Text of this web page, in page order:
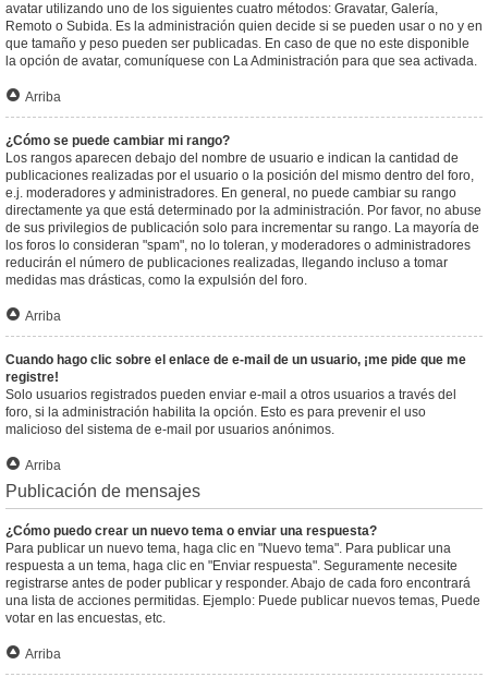
avatar utilizando uno de los siguientes cuatro métodos: Gravatar, Galería,
Remoto o Subida. Es la administración quien decide si se pueden usar o no y en
que tamaño y peso pueden ser publicadas. En caso de que no este disponible
la opción de avatar, comuníquese con La Administración para que sea activada.
Arriba
¿Cómo se puede cambiar mi rango?
Los rangos aparecen debajo del nombre de usuario e indican la cantidad de
publicaciones realizadas por el usuario o la posición del mismo dentro del foro,
e.j. moderadores y administradores. En general, no puede cambiar su rango
directamente ya que está determinado por la administración. Por favor, no abuse
de sus privilegios de publicación solo para incrementar su rango. La mayoría de
los foros lo consideran "spam", no lo toleran, y moderadores o administradores
reducirán el número de publicaciones realizadas, llegando incluso a tomar
medidas mas drásticas, como la expulsión del foro.
Arriba
Cuando hago clic sobre el enlace de e-mail de un usuario, ¡me pide que me
registre!
Solo usuarios registrados pueden enviar e-mail a otros usuarios a través del
foro, si la administración habilita la opción. Esto es para prevenir el uso
malicioso del sistema de e-mail por usuarios anónimos.
Arriba
Publicación de mensajes
¿Cómo puedo crear un nuevo tema o enviar una respuesta?
Para publicar un nuevo tema, haga clic en "Nuevo tema". Para publicar una
respuesta a un tema, haga clic en "Enviar respuesta". Seguramente necesite
registrarse antes de poder publicar y responder. Abajo de cada foro encontrará
una lista de acciones permitidas. Ejemplo: Puede publicar nuevos temas, Puede
votar en las encuestas, etc.
Arriba